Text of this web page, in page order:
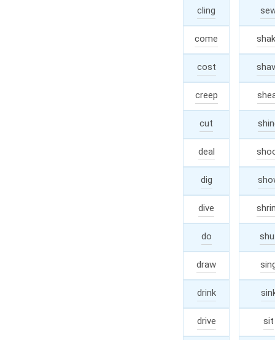
cling
clung
come
came
cost
cost
creep
crept
cut
cut
deal
dealt
dig
dug
dive
dove/
do
did
draw
drew
drink
drank
drive
drove
sit